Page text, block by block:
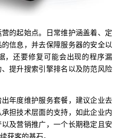
的起始点。日常维护涵盖着、定
信息，并去保障服务器的安全以
，还要修复可能会出现的程序漏
提升搜索引擎排名以及防范风险
年度维护服务套餐，建议企业去
担技术层面的支持，如此企业内
及营销推广，一个长期稳定且安